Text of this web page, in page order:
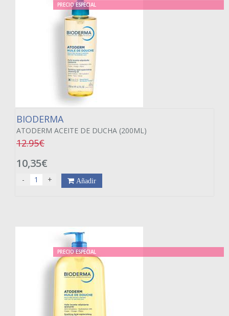
PRECIO ESPECIAL
BIODERMA
ATODERM ACEITE DE DUCHA (200ML)
12.95€
10,35€
- + Añadir
PRECIO ESPECIAL